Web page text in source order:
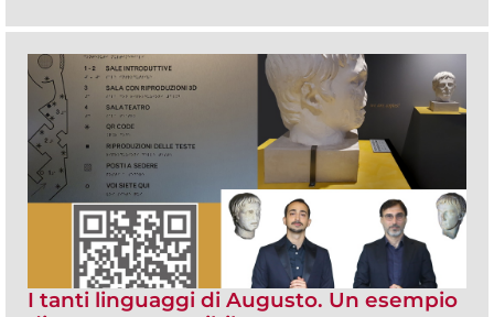
I tanti linguaggi di Augusto. Un esempio